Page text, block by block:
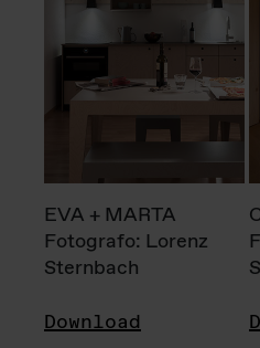
EVA + MARTA
Fotografo: Lorenz
Sternbach
Download